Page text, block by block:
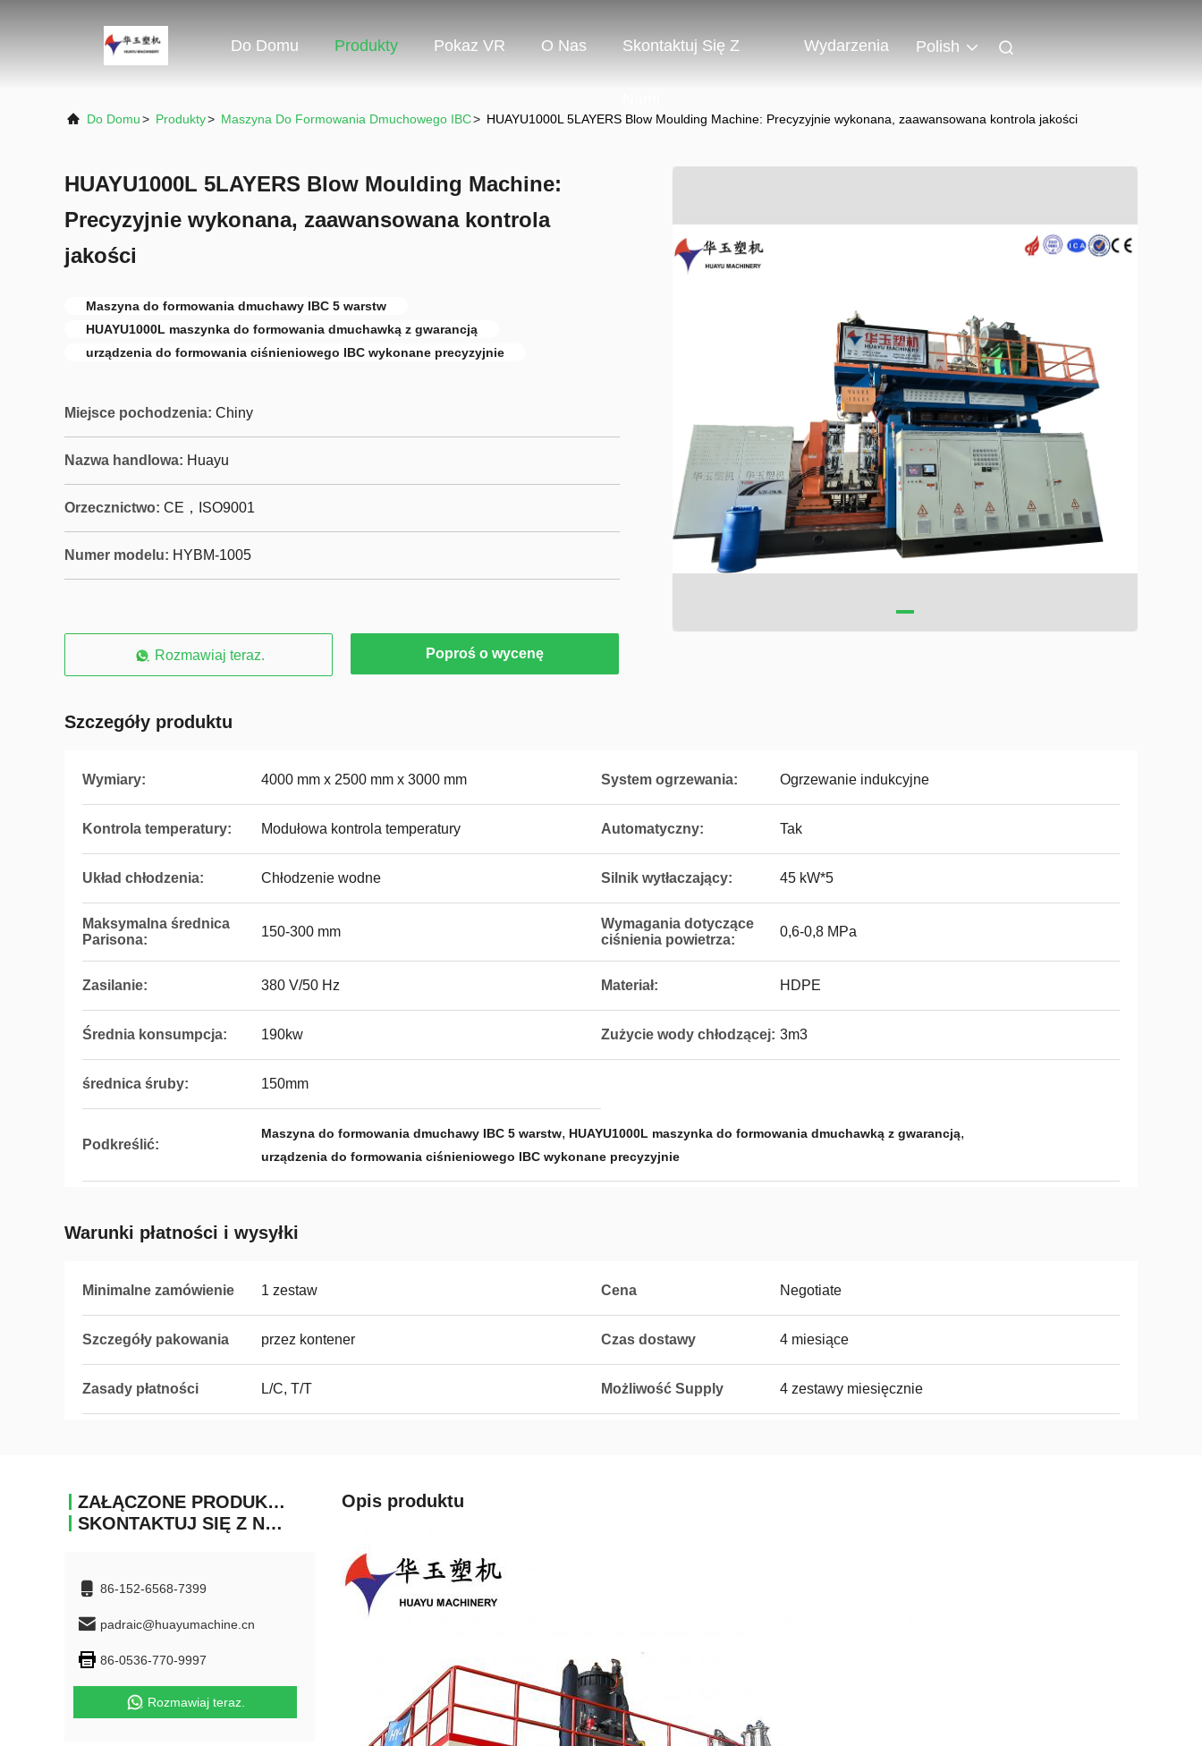
Do Domu Produkty Pokaz VR O Nas Skontaktuj Się Z Wydarzenia Polish
Do Domu> Produkty> Maszyna Do Formowania Dmuchowego IBC> HUAYU1000L 5LAYERS Blow Moulding Machine: Precyzyjnie wykonana, zaawansowana kontrola jakości
HUAYU1000L 5LAYERS Blow Moulding Machine:
Precyzyjnie wykonana, zaawansowana kontrola
jakości
Maszyna do formowania dmuchawy IBC 5 warstw
HUAYU1000L maszynka do formowania dmuchawką z gwarancją
urządzenia do formowania ciśnieniowego IBC wykonane precyzyjnie
Miejsce pochodzenia: Chiny
Nazwa handlowa: Huayu
Orzecznictwo: CE，ISO9001
Numer modelu: HYBM-1005
Rozmawiaj teraz. Poproś o wycenę
Szczegóły produktu
Wymiary: 4000 mm x 2500 mm x 3000 mm System ogrzewania: Ogrzewanie indukcyjne
Kontrola temperatury: Modułowa kontrola temperatury Automatyczny: Tak
Układ chłodzenia: Chłodzenie wodne Silnik wytłaczający: 45 kW*5
Maksymalna średnica
Parisona:
150-300 mm
Wymagania dotyczące
ciśnienia powietrza:
0,6-0,8 MPa
Zasilanie: 380 V/50 Hz Materiał: HDPE
Średnia konsumpcja: 190kw Zużycie wody chłodzącej: 3m3
średnica śruby: 150mm
Podkreślić:
Maszyna do formowania dmuchawy IBC 5 warstw, HUAYU1000L maszynka do formowania dmuchawką z gwarancją,
urządzenia do formowania ciśnieniowego IBC wykonane precyzyjnie
Warunki płatności i wysyłki
Minimalne zamówienie 1 zestaw Cena Negotiate
Szczegóły pakowania przez kontener Czas dostawy 4 miesiące
Zasady płatności L/C, T/T Możliwość Supply 4 zestawy miesięcznie
ZAŁĄCZONE PRODUKTY
SKONTAKTUJ SIĘ Z NAMI
86-152-6568-7399
padraic@huayumachine.cn
86-0536-770-9997
Rozmawiaj teraz.
Opis produktu